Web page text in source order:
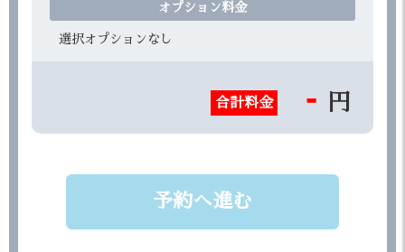
オプション料金
選択オプションなし
合計料金 - 円
予約へ進む